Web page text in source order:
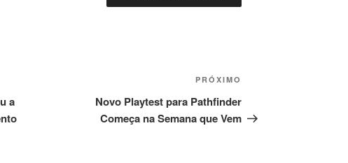
a
post
PRÓXIMO
Novo Playtest para Pathfinder
Começa na Semana que Vem